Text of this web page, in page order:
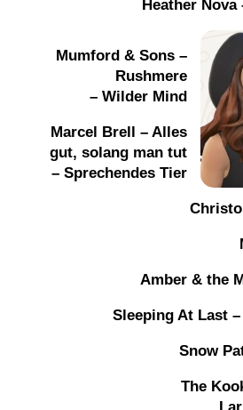
Heather
Mumford & Sons –
Rushmere
– Wilder Mind
Marcel Brell – Alles
gut, solang man tut
– Sprechendes Tier
Amber & the
Sleeping At Last
Snow
The